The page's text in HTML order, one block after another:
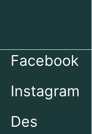
Facebook
Instagram
Des